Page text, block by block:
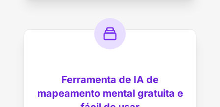
Ferramenta de IA de
mapeamento mental gratuita e